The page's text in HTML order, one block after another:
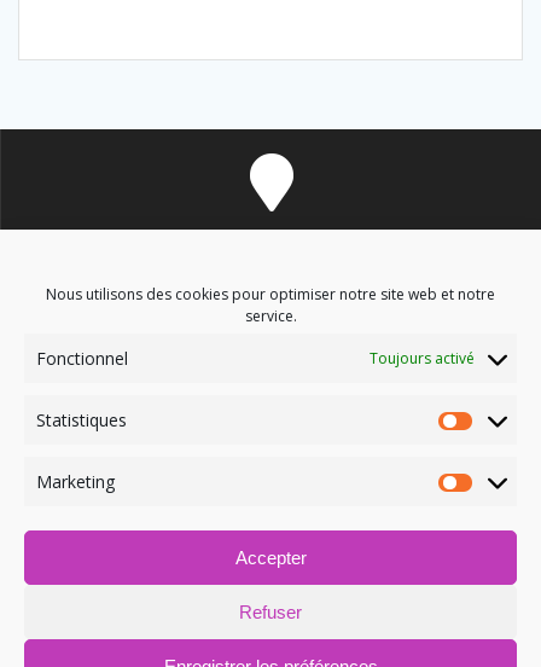
Nous utilisons des cookies pour optimiser notre site web et notre
service.
Fonctionnel Toujours activé
Statistiques
Marketing
Accepter
Refuser
06.03.09.52.12